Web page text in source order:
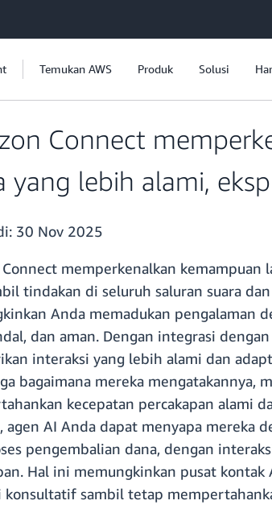
Temukan AWS Produk Solusi
Connect
yang lebih alami,
30 Nov 2025
memperkenalkan
tindakan di seluruh saluran suara
Anda memadukan pengalaman
dan aman. Dengan integrasi
interaksi yang lebih alami dan
bagaimana mereka mengatakannya,
kecepatan percakapan alami
agen AI Anda dapat menyapa mereka
pengembalian dana, dengan
Hal ini memungkinkan pusat
konsultatif sambil tetap